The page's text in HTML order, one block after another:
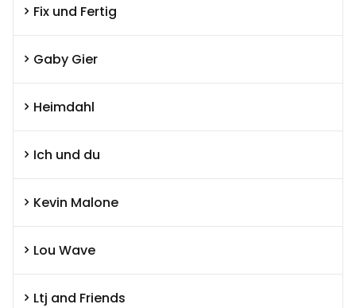
Fix und Fertig
Gaby Gier
Heimdahl
Ich und du
Kevin Malone
Lou Wave
Ltj and Friends